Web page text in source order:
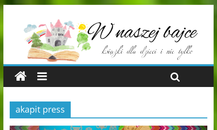
akapit press